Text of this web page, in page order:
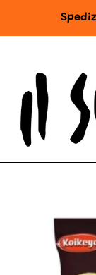
contenuti